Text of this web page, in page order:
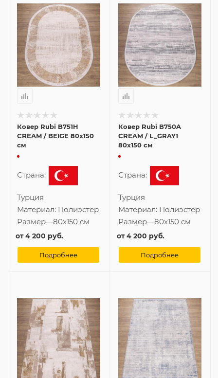
Ковер Rubi B751H
CREAM / BEIGE 80x150
см
Страна:
Турция
Материал: Полиэстер
Размер—80x150 см
от4 200 руб.
Подробнее
Ковер Rubi B750A
CREAM / L_GRAY1
80x150 см
Страна:
Турция
Материал: Полиэстер
Размер—80x150 см
от4 200 руб.
Подробнее